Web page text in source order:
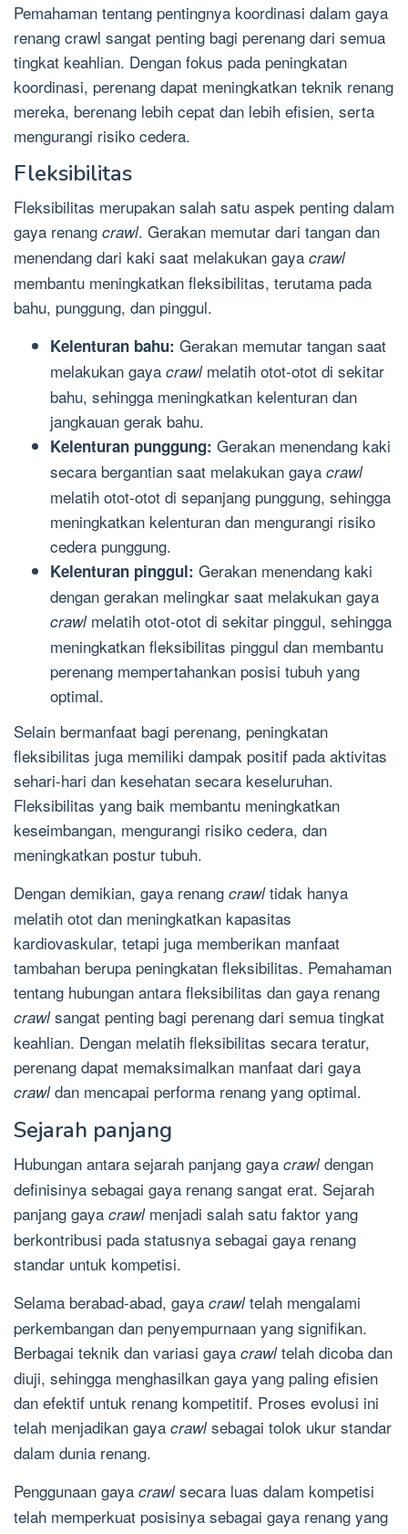
Pemahaman tentang pentingnya koordinasi dalam gaya
renang crawl sangat penting bagi perenang dari semua
tingkat keahlian. Dengan fokus pada peningkatan
koordinasi, perenang dapat meningkatkan teknik renang
mereka, berenang lebih cepat dan lebih efisien, serta
mengurangi risiko cedera.
Fleksibilitas
Fleksibilitas merupakan salah satu aspek penting dalam
gaya renang crawl. Gerakan memutar dari tangan dan
menendang dari kaki saat melakukan gaya crawl
membantu meningkatkan fleksibilitas, terutama pada
bahu, punggung, dan pinggul.
Kelenturan bahu: Gerakan memutar tangan saat
melakukan gaya crawlmelatih otot-otot di sekitar
bahu, sehingga meningkatkan kelenturan dan
jangkauan gerak bahu.
Kelenturan punggung: Gerakan menendang kaki
secara bergantian saat melakukan gaya crawl
melatih otot-otot di sepanjang punggung, sehingga
meningkatkan kelenturan dan mengurangi risiko
cedera punggung.
Kelenturan pinggul: Gerakan menendang kaki
dengan gerakan melingkar saat melakukan gaya
crawlmelatih otot-otot di sekitar pinggul, sehingga
meningkatkan fleksibilitas pinggul dan membantu
perenang mempertahankan posisi tubuh yang
optimal.
Selain bermanfaat bagi perenang, peningkatan
fleksibilitas juga memiliki dampak positif pada aktivitas
sehari-hari dan kesehatan secara keseluruhan.
Fleksibilitas yang baik membantu meningkatkan
keseimbangan, mengurangi risiko cedera, dan
meningkatkan postur tubuh.
Dengan demikian, gaya renang crawltidak hanya
melatih otot dan meningkatkan kapasitas
kardiovaskular, tetapi juga memberikan manfaat
tambahan berupa peningkatan fleksibilitas. Pemahaman
tentang hubungan antara fleksibilitas dan gaya renang
crawlsangat penting bagi perenang dari semua tingkat
keahlian. Dengan melatih fleksibilitas secara teratur,
perenang dapat memaksimalkan manfaat dari gaya
crawldan mencapai performa renang yang optimal.
Sejarah panjang
Hubungan antara sejarah panjang gaya crawldengan
definisinya sebagai gaya renang sangat erat. Sejarah
panjang gaya crawlmenjadi salah satu faktor yang
berkontribusi pada statusnya sebagai gaya renang
standar untuk kompetisi.
Selama berabad-abad, gaya crawltelah mengalami
perkembangan dan penyempurnaan yang signifikan.
Berbagai teknik dan variasi gaya crawltelah dicoba dan
diuji, sehingga menghasilkan gaya yang paling efisien
dan efektif untuk renang kompetitif. Proses evolusi ini
telah menjadikan gaya crawlsebagai tolok ukur standar
dalam dunia renang.
Penggunaan gaya crawlsecara luas dalam kompetisi
telah memperkuat posisinya sebagai gaya renang yang